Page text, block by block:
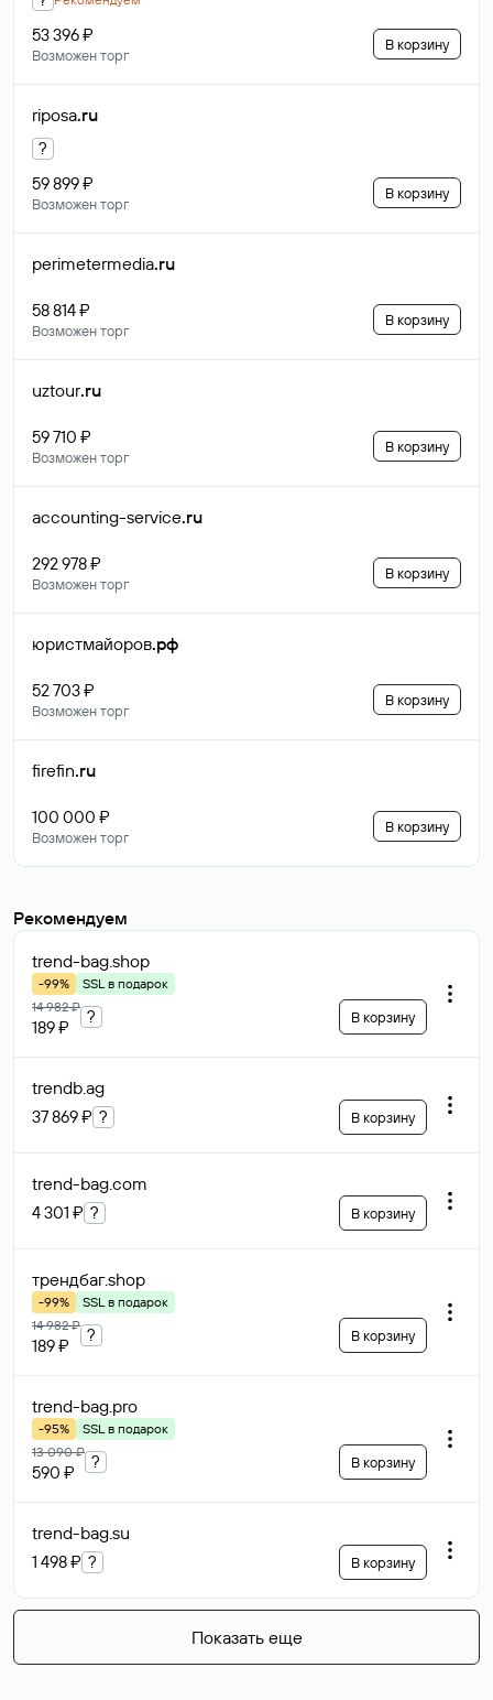
53 396 ₽
Возможен торг
В корзину
riposa.ru
?
59 899 ₽
Возможен торг
В корзину
perimetermedia.ru
58 814 ₽
Возможен торг
В корзину
uztour.ru
59 710 ₽
Возможен торг
В корзину
accounting-service.ru
292 978 ₽
Возможен торг
В корзину
юристмайоров.рф
52 703 ₽
Возможен торг
В корзину
firefin.ru
100 000 ₽
Возможен торг
В корзину
Рекомендуем
trend-bag.shop
-99%
SSL в подарок
14 982 ₽
189 ₽
? В корзину
trendb.ag
37 869 ₽ ? В корзину
trend-bag.com
4 301 ₽ ? В корзину
трендбаг.shop
-99%
SSL в подарок
14 982 ₽
189 ₽
? В корзину
trend-bag.pro
-95%
SSL в подарок
13 090 ₽
590 ₽
? В корзину
trend-bag.su
1 498 ₽ ? В корзину
Показать еще